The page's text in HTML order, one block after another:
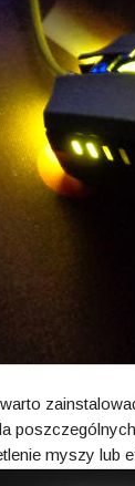
myszy lub